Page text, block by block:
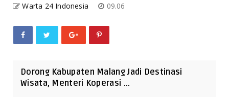
Warta 24 Indonesia 09.06
Dorong Kabupaten Malang Jadi Destinasi
Wisata, Menteri Koperasi ...